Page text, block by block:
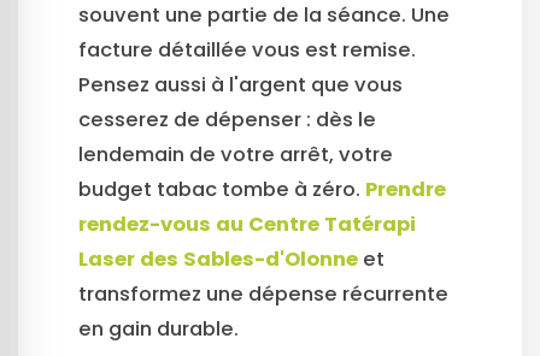
souvent une partie de la séance. Une
facture détaillée vous est remise.
Pensez aussi à l'argent que vous
cesserez de dépenser : dès le
lendemain de votre arrêt, votre
budget tabac tombe à zéro. Prendre
rendez-vous au Centre Tatérapi
Laser des Sables-d'Olonne et
transformez une dépense récurrente
en gain durable.